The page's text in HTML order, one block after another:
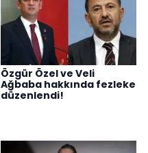
Özgür Özel ve Veli
Ağbaba hakkında fezleke
düzenlendi!